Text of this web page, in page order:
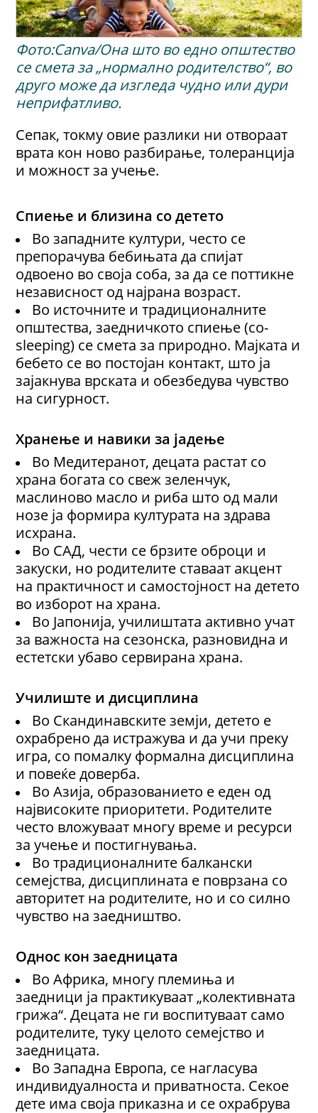
Фото:Canva/Она што во едно општество
се смета за „нормално родителство“, во
друго може да изгледа чудно или дури
неприфатливо.
Сепак, токму овие разлики ни отвораат
врата кон ново разбирање, толеранција
и можност за учење.
Спиење и близина со детето
Во западните култури, често се
препорачува бебињата да спијат
одвоено во своја соба, за да се поттикне
независност од најрана возраст.
Во источните и традиционалните
општества, заедничкото спиење (co-
sleeping) се смета за природно. Мајката и
бебето се во постојан контакт, што ја
зајакнува врската и обезбедува чувство
на сигурност.
Хранење и навики за јадење
Во Медитеранот, децата растат со
храна богата со свеж зеленчук,
маслиново масло и риба што од мали
нозе ја формира културата на здрава
исхрана.
Во САД, чести се брзите оброци и
закуски, но родителите ставаат акцент
на практичност и самостојност на детето
во изборот на храна.
Во Јапонија, училиштата активно учат
за важноста на сезонска, разновидна и
естетски убаво сервирана храна.
Училиште и дисциплина
Во Скандинавските земји, детето е
охрабрено да истражува и да учи преку
игра, со помалку формална дисциплина
и повеќе доверба.
Во Азија, образованието е еден од
највисоките приоритети. Родителите
често вложуваат многу време и ресурси
за учење и постигнувања.
Во традиционалните балкански
семејства, дисциплината е поврзана со
авторитет на родителите, но и со силно
чувство на заедништво.
Однос кон заедницата
Во Африка, многу племиња и
заедници ја практикуваат „колективната
грижа“. Децата не ги воспитуваат само
родителите, туку целото семејство и
заедницата.
Во Западна Европа, се нагласува
индивидуалноста и приватноста. Секое
дете има своја приказна и се охрабрува